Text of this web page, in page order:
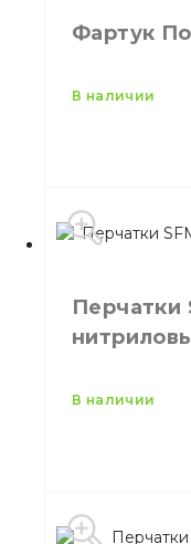
Фартук
Количество
в наличии
Перчатки SFM
в наличии